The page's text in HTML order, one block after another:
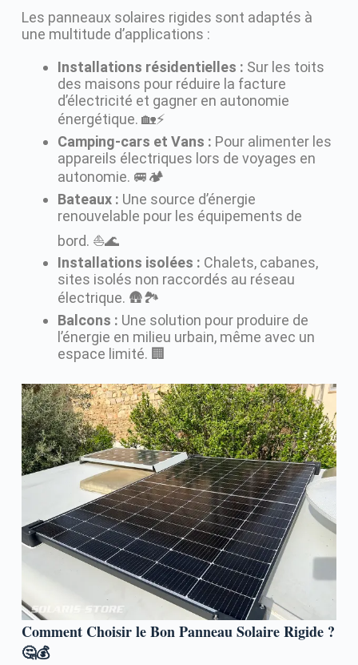
Les panneaux solaires rigides sont adaptés à
une multitude d’applications :
Installations résidentielles : Sur les toits
des maisons pour réduire la facture
d’électricité et gagner en autonomie
énergétique. 🏡⚡️
Camping-cars et Vans : Pour alimenter les
appareils électriques lors de voyages en
autonomie. 🚐🏕️
Bateaux : Une source d’énergie
renouvelable pour les équipements de
bord. ⛵️🌊
Installations isolées : Chalets, cabanes,
sites isolés non raccordés au réseau
électrique. 🛖🏞️
Balcons : Une solution pour produire de
l’énergie en milieu urbain, même avec un
espace limité. 🏢
Comment Choisir le Bon Panneau Solaire Rigide ?
🤔💰